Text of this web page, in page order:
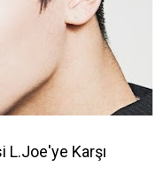
L.Joe'ye Karşı